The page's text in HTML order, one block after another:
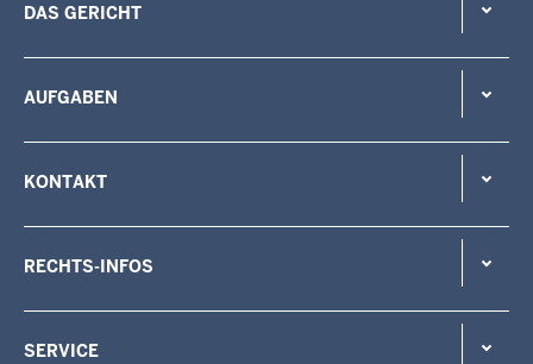
DAS GERICHT
AUFGABEN
KONTAKT
RECHTS-INFOS
SERVICE